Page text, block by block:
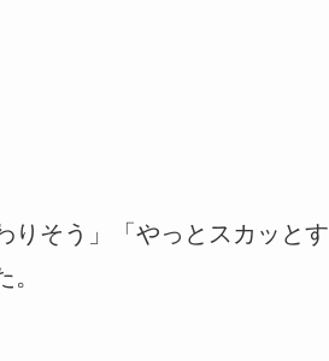
りそう」「やっとスカッとす